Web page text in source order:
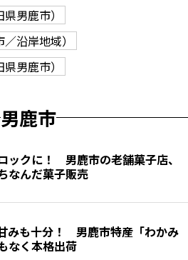
男鹿市）
沿岸地域）
男鹿市）
男鹿市
ックに！ 男鹿市の老舗菓子店、
なんだ菓子販売
みも十分！ 男鹿市特産「わかみ
なく本格出荷